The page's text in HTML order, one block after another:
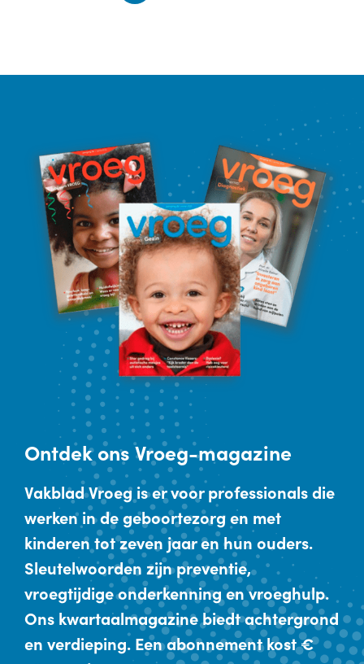
Ontdekons Vroeg-magazine
Vakblad Vroeg is er voor professionals die
werken in de geboortezorg en met
kinderen tot zeven jaar en hun ouders.
Sleutelwoorden zijn preventie,
vroegtijdige onderkenning en vroeghulp.
Ons kwartaalmagazine biedt achtergrond
en verdieping. Een abonnement kost €